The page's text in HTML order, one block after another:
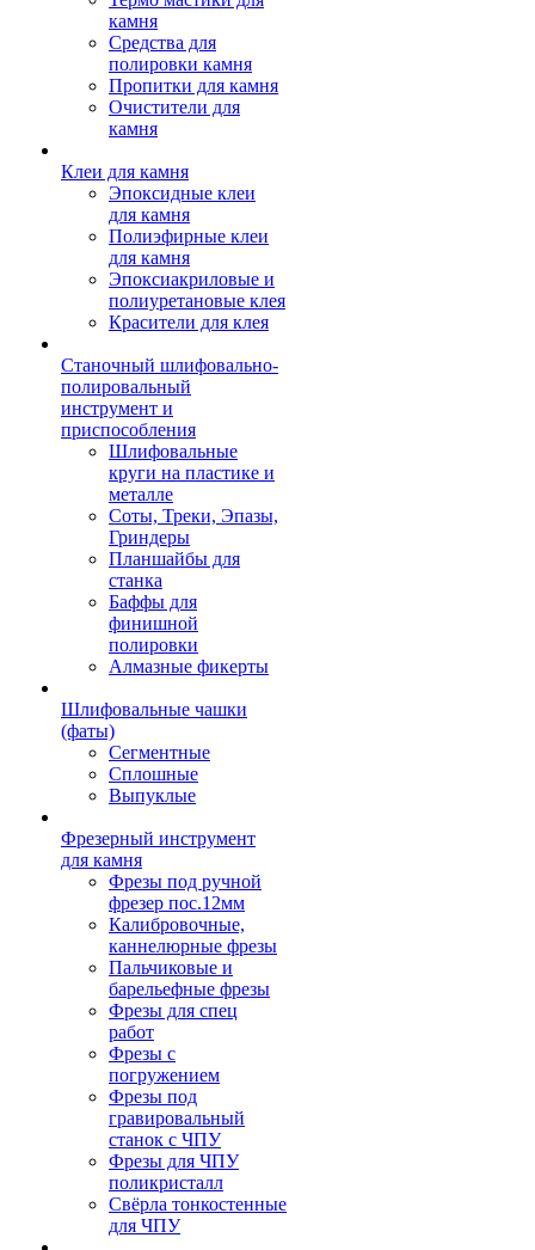
камня
Средства для
полировки камня
Пропитки для камня
Очистители для
камня
Клеи для камня
Эпоксидные клеи
для камня
Полиэфирные клеи
для камня
Эпоксиакриловые и
полиуретановые клея
Красители для клея
Станочный шлифовально-
полировальный
инструмент и
приспособления
Шлифовальные
круги на пластике и
металле
Соты, Треки, Эпазы,
Гриндеры
Планшайбы для
станка
Баффы для
финишной
полировки
Алмазные фикерты
Шлифовальные чашки
(фаты)
Сегментные
Сплошные
Выпуклые
Фрезерный инструмент
для камня
Фрезы под ручной
фрезер пос.12мм
Калибровочные,
каннелюрные фрезы
Пальчиковые и
барельефные фрезы
Фрезы для спец
работ
Фрезы с
погружением
Фрезы под
гравировальный
станок с ЧПУ
Фрезы для ЧПУ
поликристалл
Свёрла тонкостенные
для ЧПУ